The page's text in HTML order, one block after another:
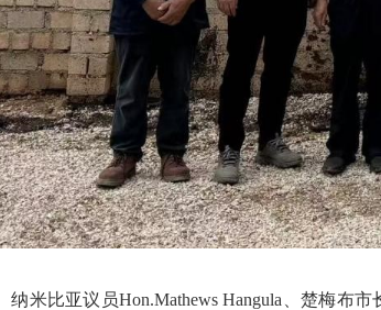
纳米比亚议员Hon.Mathews Hangula、楚梅布